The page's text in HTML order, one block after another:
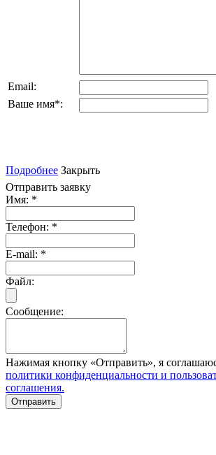
Email:
Ваше имя*:
Подробнее Закрыть
Отправить заявку
Имя: *
Телефон: *
E-mail: *
Файл:
Сообщение:
Нажимая кнопку «Отправить», я
политики конфиденциальности и
соглашения.
Отправить